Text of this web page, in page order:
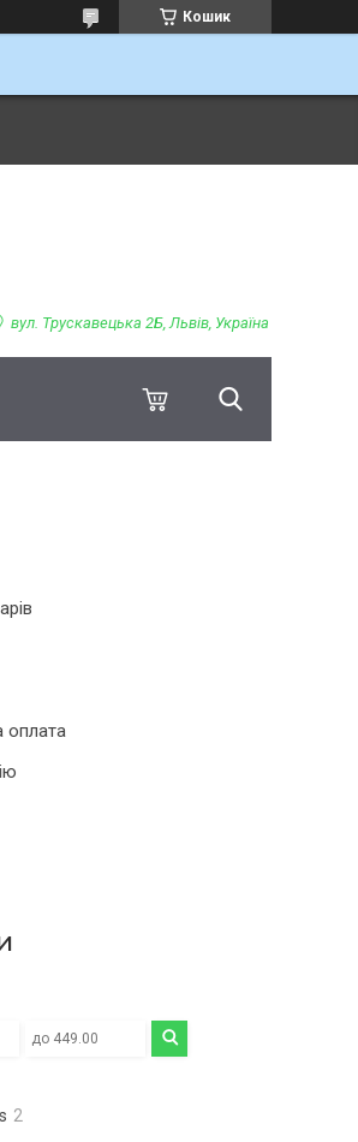
Кошик
вул. Трускавецька 2Б, Львів, Україна
оплата
2